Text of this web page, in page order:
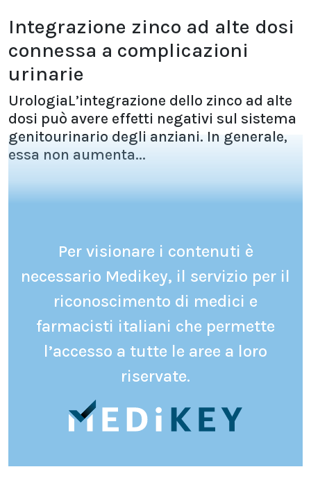
Integrazione zinco ad alte dosi
connessa a complicazioni
urinarie
UrologiaL’integrazione dello zinco ad alte
dosi può avere effetti negativi sul sistema
genitourinario degli anziani. In generale,
essa non aumenta...
Per visionare i contenuti è
necessario Medikey, il servizio per il
riconoscimento di medici e
farmacisti italiani che permette
l’accesso a tutte le aree a loro
riservate.